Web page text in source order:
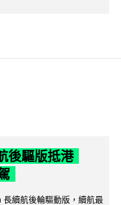
後驅版抵港
續航後輪驅動版，續航最